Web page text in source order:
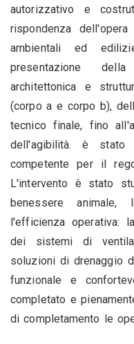
autorizzativo e
rispondenza
ambientali ed
presentazione
architettonica e
(corpo a e corpo b),
tecnico finale, fino
dell'agibilità. è
competente per il
L'intervento è stato
benessere
l'efficienza operativa:
dei sistemi di
soluzioni di drenaggio
funzionale e
completato e
di completamento le